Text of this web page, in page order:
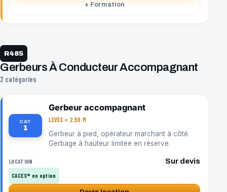
+ Formation
R485
Gerbeurs À Conducteur Accompagnant
2 catégories
CAT
1
Gerbeur accompagnant
LEVÉE < 2,50 M
Gerbeur à pied, opérateur marchant à côté.
Gerbage à hauteur limitée en réserve.
LOCATION Sur devis
CACES® en option